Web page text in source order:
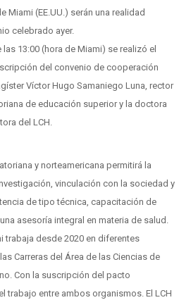
Miami (EE.UU.) serán una realidad
celebrado ayer.
13:00 (hora de Miami) se realizó el
del convenio de cooperación
Víctor Hugo Samaniego Luna, rector
de educación superior y la doctora
del LCH.
y norteamericana permitirá la
vinculación con la sociedad y
de tipo técnica, capacitación de
asesoría integral en materia de salud.
trabaja desde 2020 en diferentes
Carreras del Área de las Ciencias de
Con la suscripción del pacto
trabajo entre ambos organismos. El LCH